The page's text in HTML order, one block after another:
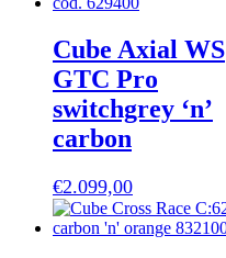
Cube Axial WS
GTC Pro
switchgrey ‘n’
carbon
€2.099,00